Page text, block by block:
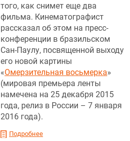
того, как снимет еще два
фильма. Кинематографист
рассказал об этом на пресс-
конференции в бразильском
Сан-Паулу, посвященной выходу
его новой картины
«Омерзительная восьмерка»
(мировая премьера ленты
намечена на 25 декабря 2015
года, релиз в России – 7 января
2016 года).
Подробнее